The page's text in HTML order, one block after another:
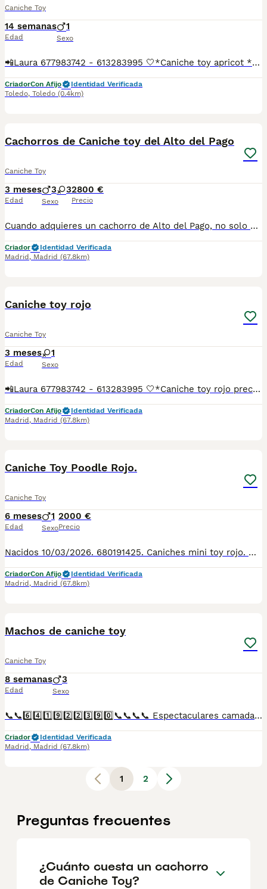
Caniche Toy
14 semanas
Edad
1
Sexo
📲Laura 677983742 - 613283995 🤍*Caniche toy apricot *🤍 ¿Buscas un nuevo compañero para tu hogar? ❤️ Tenemos preciosos cachorros listos para encontrar una familia responsable. ✅ Vacunados ✅ Desparasitados ✅ Cartilla sanitaria ✅ Garantías incluidas ✅ Máxima atención y cuidado Se hacen envíos a toda España: Andalucía: Almería, Cádiz, Córdoba, Granada, Huelva, Jaén, Málaga, Sevilla.Aragón: Huesca, Teruel, Zaragoza.Asturias: Oviedo.Baleares: Palma.Canarias: Las Palmas de Gran Canaria, Santa Cruz de Tenerife.Cantabria: Santander.Castilla-La Mancha: Albacete, Ciudad Real, Cuenca, Guadalajara, Toledo.Castilla y León: Ávila, Burgos, León, Palencia, Salamanca, Segovia, Soria, Valladolid, Zamora.Cataluña: Barcelona, Gerona (Girona), Lérida (Lleida), Tarragona.Comunidad Valenciana: Alicante, Castellón de la Plana, Valencia.Extremadura: Badajoz, Cáceres.Galicia: La Coruña (A Coruña), Lugo, Orense (Ourense), Pontevedra.La Rioja: Logroño.Madrid: Madrid.Murcia: Murcia.Navarra: Pamplona.País Vasco: Bilbao (Vizcaya), San Sebastián (Guipúzcoa), Vitoria (Álava). 🐾 Cachorros sanos, sociables y criados con mucho cariño. 📲 ¡Pregunta sin compromiso por disponibilidad, fotos y precios por mensaje privado!
CriadorCon Afijo
Identidad Verificada
Toledo, Toledo (0.4km)
Cachorros de Caniche toy del Alto del Pago
Caniche Toy
3 meses
Edad
3 3
Sexo
2800 €
Precio
Cuando adquieres un cachorro de Alto del Pago, no solo estás incorporando un perro a tu vida… estás eligiendo una forma de criar basada en la excelencia, la transparencia y el respeto absoluto por cada ejemplar. En nuestro criadero trabajamos con una selección muy cuidada de líneas, priorizando siempre la salud, el carácter y la estabilidad del cachorro. Cada camada es planificada con criterio, sin prisas y con un seguimiento constante desde el primer día. Creemos en hacer las cosas bien y en enseñarlas tal cual son. Por eso, abrimos las puertas de nuestra casa, mostramos nuestro día a día y acompañamos a cada familia con total cercanía y honestidad durante todo el proceso. Somos profesionales con todas las licencias en regla para poder ejercer esta maravillosa actividad, y no tenemos intermediarios, para adquirir un ejemplar de ALTO DEL PAGO, debes tratar personalmente con nosotros, venir a nuestra casa, donde conoceras nuestras espectaculares instalaciones, verás a los padres de los cachorros junto a los pequeñajos y podrás escoger a tu compañero. Los cachorros se entregan siempre con su completa documentación, microchip implantado, certificados de salud de los progenitores, vacunados y desparasitados. visita nuestra web altodelpago.es o conocenos en redes sociales : instagram @altodelpago Teléfono de atención al cliente : 679 67 30 10
Criador
Identidad Verificada
Madrid , Madrid (67.8km)
Caniche toy rojo
Caniche Toy
3 meses
Edad
1
Sexo
📲Laura 677983742 - 613283995 🤍*Caniche toy rojo precioso macho*🤍 ¿Buscas un nuevo compañero para tu hogar? ❤️ Tenemos preciosos cachorros listos para encontrar una familia responsable. ✅ Vacunados ✅ Desparasitados ✅ Cartilla sanitaria ✅ Garantías incluidas ✅ Máxima atención y cuidado Se hacen envíos a toda España: Andalucía: Almería, Cádiz, Córdoba, Granada, Huelva, Jaén, Málaga, Sevilla.Aragón: Huesca, Teruel, Zaragoza.Asturias: Oviedo.Baleares: Palma.Canarias: Las Palmas de Gran Canaria, Santa Cruz de Tenerife.Cantabria: Santander.Castilla-La Mancha: Albacete, Ciudad Real, Cuenca, Guadalajara, Toledo.Castilla y León: Ávila, Burgos, León, Palencia, Salamanca, Segovia, Soria, Valladolid, Zamora.Cataluña: Barcelona, Gerona (Girona), Lérida (Lleida), Tarragona.Comunidad Valenciana: Alicante, Castellón de la Plana, Valencia.Extremadura: Badajoz, Cáceres.Galicia: La Coruña (A Coruña), Lugo, Orense (Ourense), Pontevedra.La Rioja: Logroño.Madrid: Madrid.Murcia: Murcia.Navarra: Pamplona.País Vasco: Bilbao (Vizcaya), San Sebastián (Guipúzcoa), Vitoria (Álava). 🐾 Cachorros sanos, sociables y criados con mucho cariño. 📲 ¡Pregunta sin compromiso por disponibilidad, fotos y precios por mensaje privado!
CriadorCon Afijo
Identidad Verificada
Madrid , Madrid (67.8km)
Caniche Toy Poodle Rojo.
Caniche Toy
6 meses
Edad
1
Sexo
2000 €
Precio
Nacidos 10/03/2026. 680191425. Caniches mini toy rojo. Hipoalergenico. Perfecto color rojo pimenton, sin prognatismo. Entregados vacunados, desparasitados, con pedigre, garantia de salud virica y congenita, sanos y felices. And we speak english 659158297. Criadero familiar y cria responsable con la mejor alimentacion, y cuidados veterinarios en extensos corrales de juego y ejercicio. Cachorros muy socializados con personas y otros perros. Criamos Caniche toy, Pomeranias, Bichon maltes, Maltipoo, Crestado chino, Mastin napolitano. Envios a: Andalucía: Almería, Cádiz, Córdoba, Granada, Huelva, Jaén, Málaga, Sevilla. Aragón: Huesca, Teruel, Zaragoza. Principado de Asturias: Asturias. Cantabria: Cantabria. Castilla y León: Ávila, Burgos, León, Palencia, Salamanca, Segovia, Soria, Valladolid, Zamora. Castilla-La Mancha: Albacete, Ciudad Real, Cuenca, Guadalajara, Toledo. Cataluña: Barcelona, Girona, Lleida, Tarragona. Comunidad Valenciana: Alicante, Castellón, Valencia. Extremadura: Badajoz, Cáceres. Galicia: A Coruña, Lugo, Ourense, Pontevedra. Comunidad de Madrid: Madrid. Región de Murcia: Murcia. Comunidad Foral de Navarra: Navarra. País Vasco: Álava, Bizkaia, Gipuzkoa. La Rioja: La Rioja.
CriadorCon Afijo
Identidad Verificada
Madrid , Madrid (67.8km)
Machos de caniche toy
Caniche Toy
8 semanas
Edad
3
Sexo
📞📞6️⃣4️⃣1️⃣9️⃣2️⃣2️⃣3️⃣9️⃣0️⃣📞📞📞📞 Espectaculares camadas de perritos de machos y hembras de caniche toy nacionales descendientes de las mejores líneas de sangre. Disponibles tanto hembras como machos. Las camadas están bajo supervisión veterinaria desde su nacimiento hasta que son entregadas a su nueva familia. Criados por un equipo de profesionales y mejores personas que, con más de 20 años de experiencia , cuidan a los animales por vocación, aplicando una cría ética y responsable para que cada cachorro se desarrolle con la mejor salud y con un buen temperamento. Todos los cachorritos se entregan con unos dos meses y medio de edad y sus vacunas correspondientes, desparasitados interna y externamente, con certificado de salud, y garantía tanto por enfermedad vírica como congénito genética. Posibilidad de entregar en toda España mediante transporte propio preparado para animales y con chofer privado. Los precios pueden variar según las características y morfología de cada cachorro. Añádenos al whats app o llámanos, y encantados atenderemos todas tus dudas y consultas. Teléfono / Whats app: 641 92 23 90
Criador
Identidad Verificada
Madrid , Madrid (67.8km)
1 2
Preguntas frecuentes
¿Cuánto cuesta un cachorro
de Caniche Toy?